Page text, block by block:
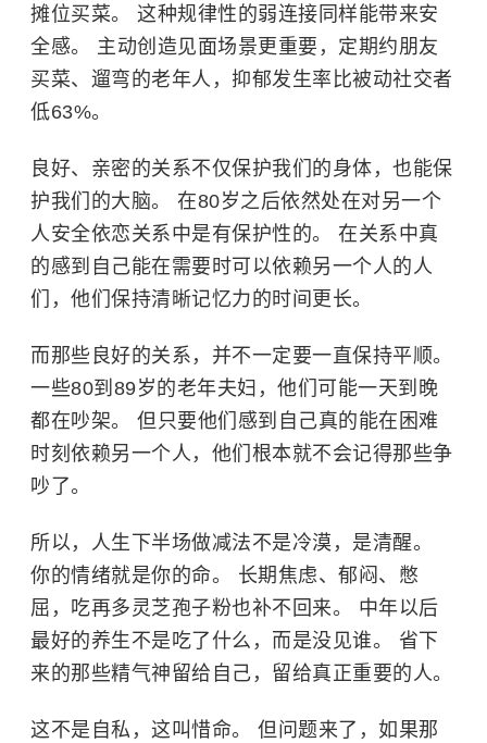
摊位买菜。 这种规律性的弱连接同样能带来安
全感。 主动创造见面场景更重要，定期约朋友
买菜、遛弯的老年人，抑郁发生率比被动社交者
低63%。
良好、亲密的关系不仅保护我们的身体，也能保
护我们的大脑。 在80岁之后依然处在对另一个
人安全依恋关系中是有保护性的。 在关系中真
的感到自己能在需要时可以依赖另一个人的人
们，他们保持清晰记忆力的时间更长。
而那些良好的关系，并不一定要一直保持平顺。
一些80到89岁的老年夫妇，他们可能一天到晚
都在吵架。 但只要他们感到自己真的能在困难
时刻依赖另一个人，他们根本就不会记得那些争
吵了。
所以，人生下半场做减法不是冷漠，是清醒。
你的情绪就是你的命。 长期焦虑、郁闷、憋
屈，吃再多灵芝孢子粉也补不回来。 中年以后
最好的养生不是吃了什么，而是没见谁。 省下
来的那些精气神留给自己，留给真正重要的人。
这不是自私，这叫惜命。 但问题来了，如果那